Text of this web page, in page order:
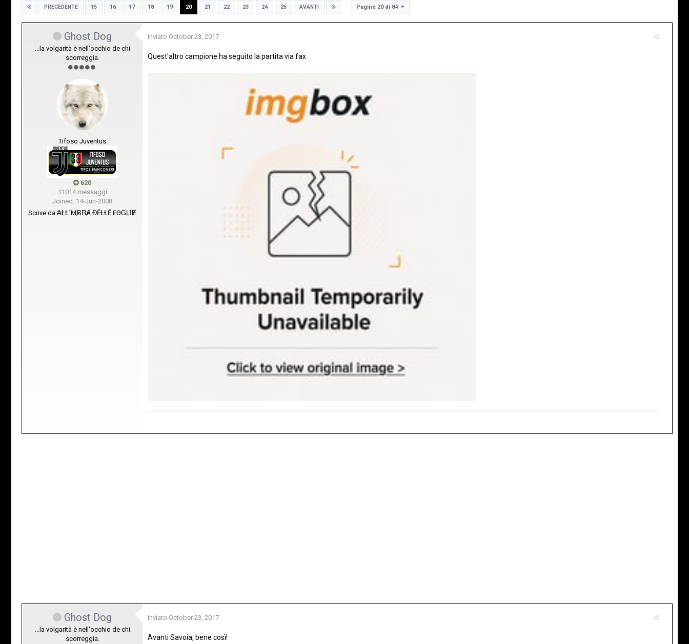
PRECEDENTE 15 16 17 18 19 20 21 22 23 24 25 AVANTI Pagine 20 di 84
Ghost Dog
...la volgarità è nell'occhio de chi
scorreggia.
Tifoso Juventus
620
11014 messaggi
Joined: 14-Jun-2008
Scrive da:₳ⱠⱠ´ѲӍɃṞȺ ƉĒⱢⱢĒ ₣ӨǤḺῙɆ
Inviato October 23, 2017
Quest'altro campione ha seguito la partita via fax
Ghost Dog
...la volgarità è nell'occhio de chi
scorreggia.
Inviato October 23, 2017
Avanti Savoia, bene così!